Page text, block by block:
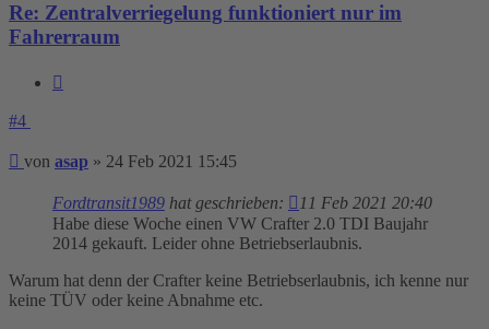
Re: Zentralverriegelung funktioniert nur im
Fahrerraum
#4
Beitrag
von asap » 24 Feb 2021 15:45
Fordtransit1989 hat geschrieben:
11 Feb 2021 20:40
Habe diese Woche einen VW Crafter 2.0 TDI Baujahr
2014 gekauft. Leider ohne Betriebserlaubnis.
Warum hat denn der Crafter keine Betriebserlaubnis, ich kenne nur
keine TÜV oder keine Abnahme etc.